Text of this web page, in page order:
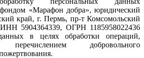
«Марафон добра», юридический
край, г. Пермь, пр-т Комсомольский
5904364339, ОГРН 1185958022436
в целях обработки операций,
добровольного